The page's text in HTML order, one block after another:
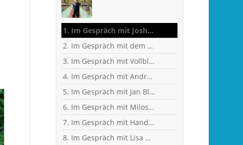
1. Im Gespräch mit Joshua Osifo - zwischen Studium, Handball und Weltreise
2. Im Gespräch mit dem ehemaligen Fußballer, jetzigen Handball-Fan und KFZ-Techniker-Meister Matthias Rieth
3. Im Gespräch mit Vollblut-Handballer und Personal Trainer Dennis Weit
4. Im Gespräch mit Andreas Kunz, ehemaliger Bundesliga-Spieler, Trainer und Inhaber des MTZ Großwallstadt
5. Im Gespräch mit Jan Blank, ehemaliger Handballer und Kapitän beim Drittligisten TV Kirchzell
6. Im Gespräch mit Milos Putera, Co-Trainer und Torhüter-Trainer beim Erstligisten SC DHfK Leipzig
7. Im Gespräch mit Handball-Trainer Alex Hauptmann
8. Im Gespräch mit Lisa Mößinger - Marketing und Sponsoring Verantwortliche bei den Flames